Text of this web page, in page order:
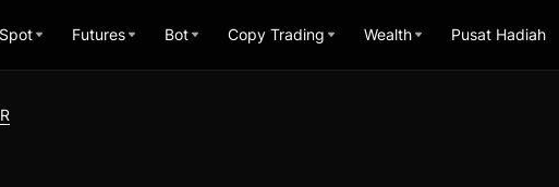
Spot Futures Bot Copy Trading Wealth Pusat Hadiah